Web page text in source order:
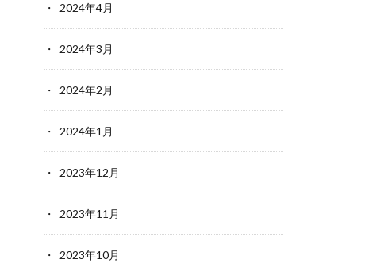
2024年4月
2024年3月
2024年2月
2024年1月
2023年12月
2023年11月
2023年10月